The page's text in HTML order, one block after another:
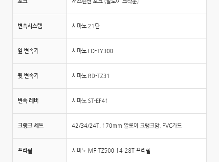
변속시스템 시마노 21단
앞 변속기 시마노 FD-TY300
뒷 변속기 시마노 RD-TZ31
변속 레버 시마노 ST-EF41
크랭크 세트 42/34/24T, 170mm 알로이 크랭크암, PVC가드
프리휠 시마노 MF-TZ500 14-28T 프리휠